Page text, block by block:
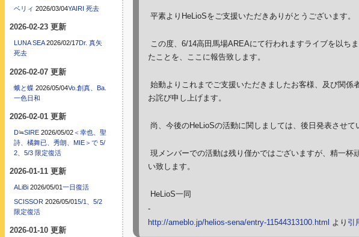
平素よりHeLioSをご支援いただきありがとうございます。
この度、6/14高田馬場AREAにて行われますライブを以ち
たことを、ここに報告致します。
始動よりこれまでご支援いただきましたお客様、及び関係
お詫び申し上げます。
尚、今後のHeLioSの活動に関しましては、後日発表させて
現メンバーでの活動は残り僅かではございますが、精一杯
い致します。
HeLioS一同
-
http://ameblo.jp/helios-sena/entry-11544313100.html
より 引
ベリィ 2026/03/04YAIRI 死去
2026-02-23 更新
LUNA SEA 2026/02/17Dr. 真矢
死去
2026-02-07 更新
蛾と蝶 2026/05/04Vo.創真、Ba.
一色日和
2026-02-01 更新
D≒SIRE 2026/05/02＜幸也、聖
詩、橘舞已、秀朗、MIE＞で 5/
2、5/3 限定復活
2026-01-11 更新
ALiBi 2026/05/01一日復活
SCISSOR 2026/05/015/1、5/2
限定復活
2026-01-10 更新